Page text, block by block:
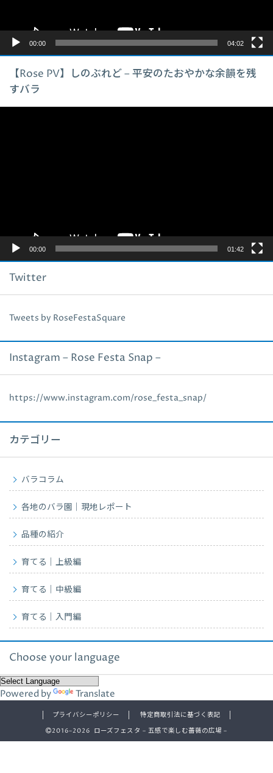
00:00 04:02
【Rose PV】しのぶれど – 平安のたおやかな余韻を残
すバラ
00:00 01:42
Twitter
Tweets by RoseFestaSquare
Instagram – Rose Festa Snap –
https://www.instagram.com/rose_festa_snap/
カテゴリー
バラコラム
各地のバラ園｜現地レポート
品種の紹介
育てる｜上級編
育てる｜中級編
育てる｜入門編
Choose your language
Powered by Translate
プライバシーポリシー
特定商取引法に基づく表記
2016–2026 ローズフェスタ – 五感で楽しむ薔薇の広場 –